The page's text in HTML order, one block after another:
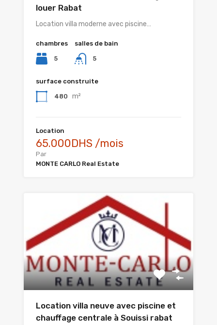
louer Rabat
Location villa moderne avec piscine…
chambres
5
salles de bain
5
surface construite
480 m²
Location
65.000DHS /mois
Par
MONTE CARLO Real Estate
Location villa neuve avec piscine et
chauffage centrale à Souissi rabat